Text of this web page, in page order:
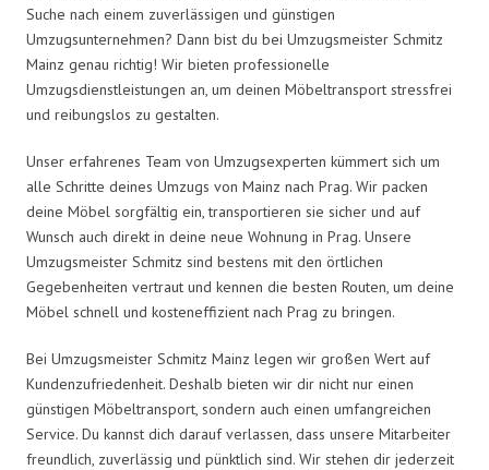
Suche nach einem zuverlässigen und günstigen
Umzugsunternehmen? Dann bist du bei Umzugsmeister Schmitz
Mainz genau richtig! Wir bieten professionelle
Umzugsdienstleistungen an, um deinen Möbeltransport stressfrei
und reibungslos zu gestalten.
Unser erfahrenes Team von Umzugsexperten kümmert sich um
alle Schritte deines Umzugs von Mainz nach Prag. Wir packen
deine Möbel sorgfältig ein, transportieren sie sicher und auf
Wunsch auch direkt in deine neue Wohnung in Prag. Unsere
Umzugsmeister Schmitz sind bestens mit den örtlichen
Gegebenheiten vertraut und kennen die besten Routen, um deine
Möbel schnell und kosteneffizient nach Prag zu bringen.
Bei Umzugsmeister Schmitz Mainz legen wir großen Wert auf
Kundenzufriedenheit. Deshalb bieten wir dir nicht nur einen
günstigen Möbeltransport, sondern auch einen umfangreichen
Service. Du kannst dich darauf verlassen, dass unsere Mitarbeiter
freundlich, zuverlässig und pünktlich sind. Wir stehen dir jederzeit